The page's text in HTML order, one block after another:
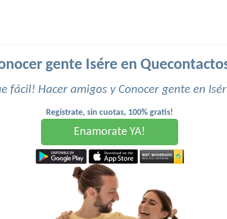
gente Isére en
fácil! Hacer amigos y Conocer gente en
Registrate, sin cuotas, 100% gratis!
Enamorate YA!